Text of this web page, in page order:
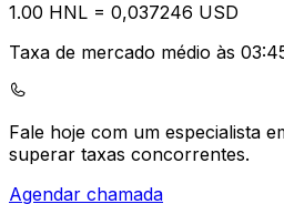
1.00 HNL = 0,037246 USD
Taxa de mercado médio às
Fale hoje com um especialista
superar taxas concorrentes.
Agendar chamada